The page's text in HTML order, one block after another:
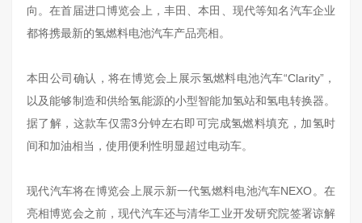
向。在首届进口博览会上，丰田、本田、现代等知名汽车企业
都将携最新的氢燃料电池汽车产品亮相。
本田公司确认，将在博览会上展示氢燃料电池汽车“Clarity”，
以及能够制造和供给氢能源的小型智能加氢站和氢电转换器。
据了解，这款车仅需3分钟左右即可完成氢燃料填充，加氢时
间和加油相当，使用便利性明显超过电动车。
现代汽车将在博览会上展示新一代氢燃料电池汽车NEXO。在
亮相博览会之前，现代汽车还与清华工业开发研究院签署谅解